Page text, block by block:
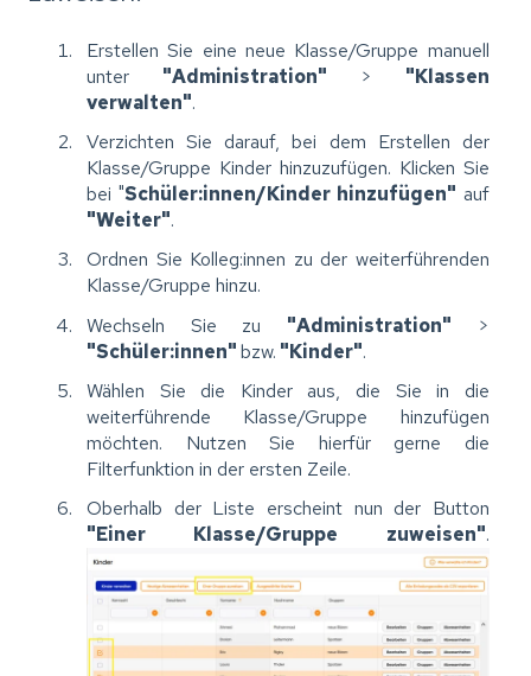
Erstellen Sie eine neue Klasse/Gruppe manuell
unter "Administration" > "Klassen
verwalten".
Verzichten Sie darauf, bei dem Erstellen der
Klasse/Gruppe Kinder hinzuzufügen. Klicken Sie
bei "Schüler:innen/Kinder hinzufügen" auf
"Weiter".
Ordnen Sie Kolleg:innen zu der weiterführenden
Klasse/Gruppe hinzu.
Wechseln Sie zu "Administration" >
"Schüler:innen"bzw. "Kinder".
Wählen Sie die Kinder aus, die Sie in die
weiterführende Klasse/Gruppe hinzufügen
möchten. Nutzen Sie hierfür gerne die
Filterfunktion in der ersten Zeile.
Oberhalb der Liste erscheint nun der Button
"Einer Klasse/Gruppe zuweisen".